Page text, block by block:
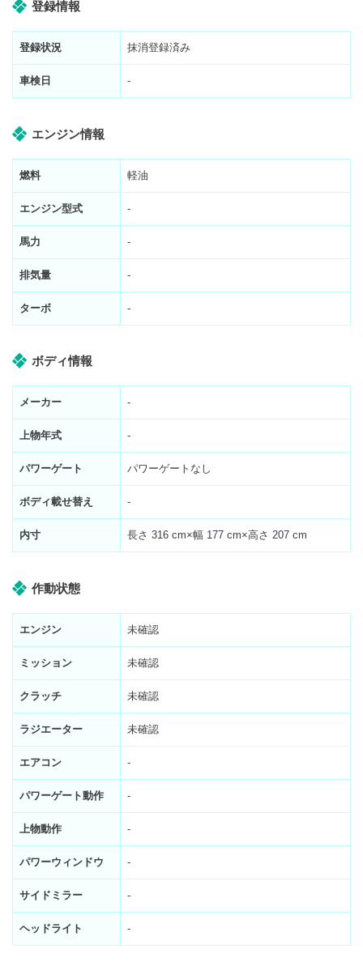
登録情報
登録状況 抹消登録済み
車検日 -
エンジン情報
燃料 軽油
エンジン型式 -
馬力 -
排気量 -
ターボ -
ボディ情報
メーカー -
上物年式 -
パワーゲート パワーゲートなし
ボディ載せ替え -
内寸 長さ 316 cm×幅 177 cm×高さ 207 cm
作動状態
エンジン 未確認
ミッション 未確認
クラッチ 未確認
ラジエーター 未確認
エアコン -
パワーゲート動作 -
上物動作 -
パワーウィンドウ -
サイドミラー -
ヘッドライト -